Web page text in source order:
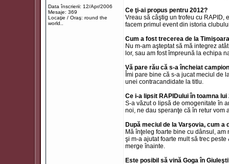
Data înscrierii: 12/Apr/2006
Mesaje: 369
Locaţie / Oraş: round the
world..
Ce ţi-ai propus pentru 2012?
Vreau să câştig un trofeu cu RAPID,
facem primul event din istoria
Cum a fost trecerea de la
Nu m-am aşteptat să mă integrez
lor, sau am fost împreună la echipa
Vă pare rău că s-a încheiat
Îmi pare bine că s-a jucat meciul de
unei contracandidate la titlu.
Ce i-a lipsit RAPIDului în toamna lui
S-a văzut o lipsă de omogenitate în
noi, ne dau speranţe că în retur vom
După meciul de la Varşovia, cum
Mă înţeleg foarte bine cu dânsul,
şi m-a ajutat foarte mult să trec
merge înainte.
Este posibil să vină Goga în